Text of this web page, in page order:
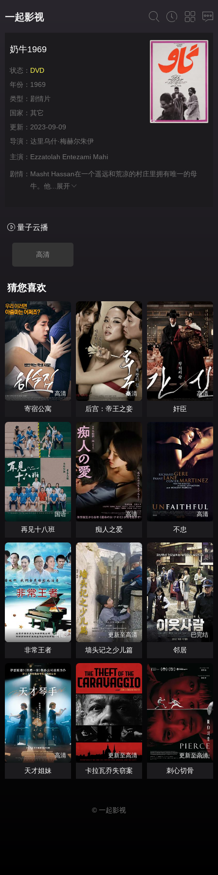
一起影视
奶牛1969
状态： DVD
年份： 1969
类型： 剧情片
国家： 其它
更新： 2023-09-09
导演： 达里乌什·梅赫尔朱伊
主演： Ezzatolah Entezami Mahi
剧情： Masht Hassan在一个遥远和荒凉的村庄里拥有唯一的母
牛。他...
展开
量子云播
高清
猜您喜欢
高清
寄宿公寓
高清
后宫：帝王之妾
高清
奸臣
国语
再见十八班
高清
痴人之爱
高清
不忠
国语
非常王者
更新至高清
墙头记之少儿篇
已完结
邻居
高清
天才姐妹
更新至高清
卡拉瓦乔失窃案
更新至高清
刺心切骨
© 一起影视